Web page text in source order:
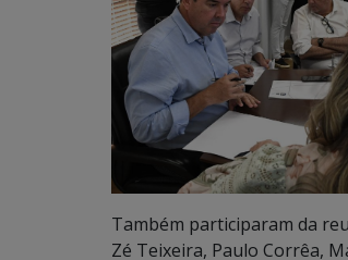
Também participaram da
Zé Teixeira, Paulo Corrêa,